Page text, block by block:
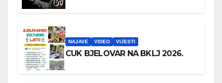
NAJAVE VIDEO VIJESTI
CUK BJELOVAR NA BKLJ 2026.